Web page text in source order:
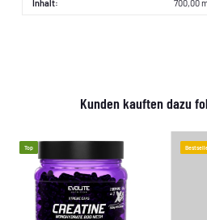
Inhalt: 700,00
Kunden kauften dazu
Top